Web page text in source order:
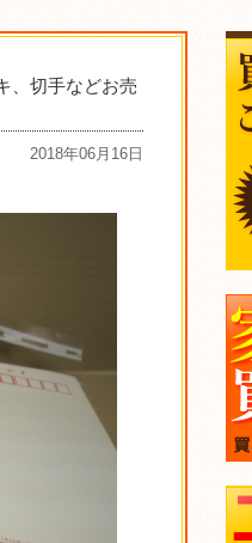
、切手などお売
2018年06月16日